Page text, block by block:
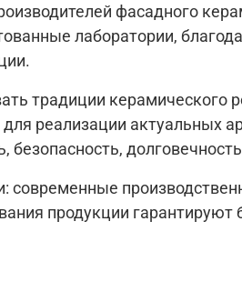
фасадного
лаборатории,
традиции керамического
реализации актуальных
безопасность,
современные
продукции гарантируют